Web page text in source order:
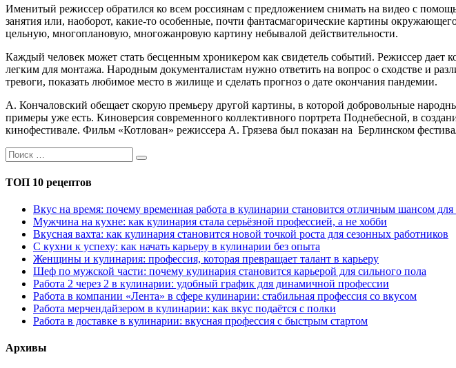
Именитый режиссер обратился ко всем россиянам с предложением снимать на видео с
занятия или, наоборот, какие-то особенные, почти фантасмагорические картины
цельную, многоплановую, многожанровую картину небывалой действительности.
Каждый человек может стать бесценным хроникером как свидетель событий. Режиссер
легким для монтажа. Народным документалистам нужно ответить на вопрос о сходстве и
тревоги, показать любимое место в жилище и сделать прогноз о дате окончания пандемии.
А. Кончаловский обещает скорую премьеру другой картины, в которой добровольные
примеры уже есть. Киноверсия современного коллективного портрета Поднебесной, в
кинофестивале. Фильм «Котлован» режиссера А. Грязева был показан на Берлинском
ТОП 10 рецептов
Вкус на время: почему временная работа в кулинарии становится отличным шансом
Мужчина на кухне: как кулинария стала серьёзной профессией, а не хобби
Вкусная вахта: как кулинария становится новой точкой роста для сезонных работников
С кухни к успеху: как начать карьеру в кулинарии без опыта
Женщины и кулинария: профессия, которая превращает талант в карьеру
Шеф по мужской части: почему кулинария становится карьерой для сильного пола
Работа 2 через 2 в кулинарии: удобный график для динамичной профессии
Работа в компании «Лента» в сфере кулинарии: стабильная профессия со вкусом
Работа мерчендайзером в кулинарии: как вкус подаётся с полки
Работа в доставке в кулинарии: вкусная профессия с быстрым стартом
Архивы